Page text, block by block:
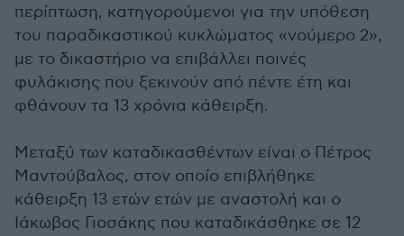
περίπτωση, κατηγορούμενοι για την υπόθεση
του παραδικαστικού κυκλώματος «νούμερο 2»,
με το δικαστήριο να επιβάλλει ποινές
φυλάκισης που ξεκινούν από πέντε έτη και
φθάνουν τα 13 χρόνια κάθειρξη.
Μεταξύ των καταδικασθέντων είναι ο Πέτρος
Μαντούβαλος, στον οποίο επιβλήθηκε
κάθειρξη 13 ετών ετών με αναστολή και ο
Ιάκωβος Γιοσάκης που καταδικάσθηκε σε 12